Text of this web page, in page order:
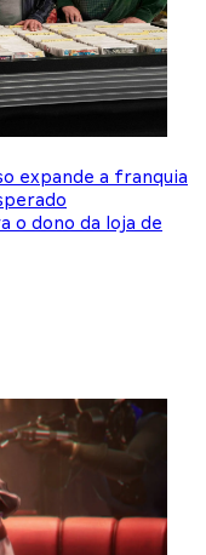
expande a franquia
o dono da loja de